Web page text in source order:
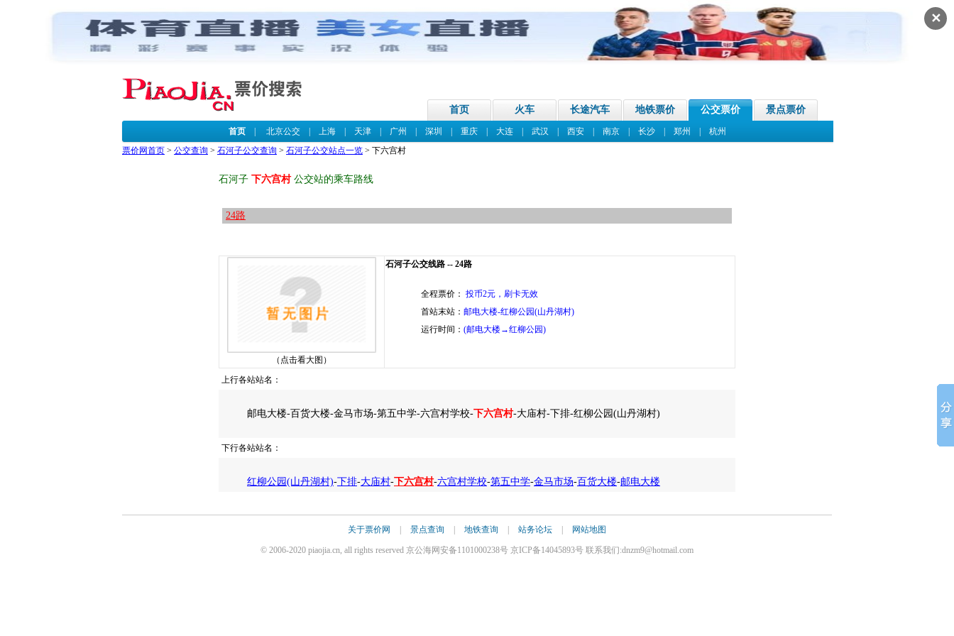
✕
首页 火车 长途汽车 地铁票价 公交票价 景点票价
首页| 北京公交| 上海| 天津| 广州 深圳 重庆| 大连| 武汉 西安| 南京| 长沙| 郑州
杭州
票价网首页 > 公交查询 > 石河子公交查询 > 石河子公交站点一览 > 下六宫村
石河子 下六宫村公交站的乘车路线
24路
（点击看大图）
石河子公交线路 -- 24路
全程票价： 投币2元，刷卡无效
首站末站： 邮电大楼-红柳公园(山丹湖村)
运行时间： (邮电大楼→红柳公园)
上行各站站名：
邮电大楼-百货大楼-金马市场-第五中学-六宫村学校-下六宫村-大庙村-下排-红柳公园(山丹湖村)
下行各站站名：
红柳公园(山丹湖村)-下排-大庙村-下六宫村-六宫村学校-第五中学-金马市场-百货大楼-邮电大楼
关于票价网 景点查询 地铁查询 站务论坛 网站地图
© 2006-2020 piaojia.cn, all rights reserved 京公海网安备1101000238号 京ICP备14045893号 联系我们:dnzm9@hotmail.com